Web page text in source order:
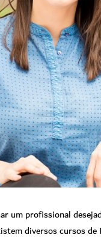
um profissional
diversos cursos